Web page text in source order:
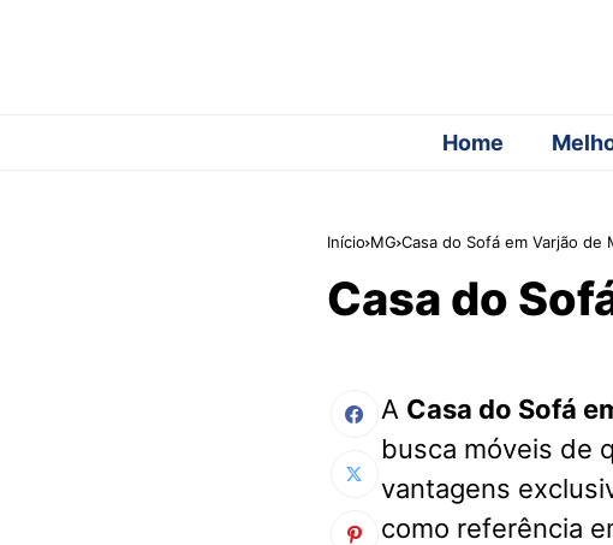
Home
Início MG Casa do Sofá em Varjão de
Casa do
A Casa do Sofá
busca móveis de
vantagens
como referência